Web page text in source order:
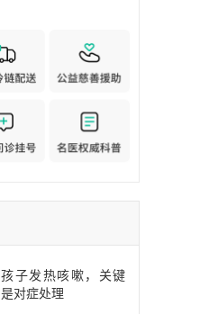
孩子发热咳嗽，关键
是对症处理